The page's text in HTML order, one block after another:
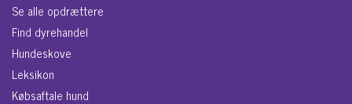
Se alle opdrættere
Find dyrehandel
Hundeskove
Leksikon
Købsaftale hund